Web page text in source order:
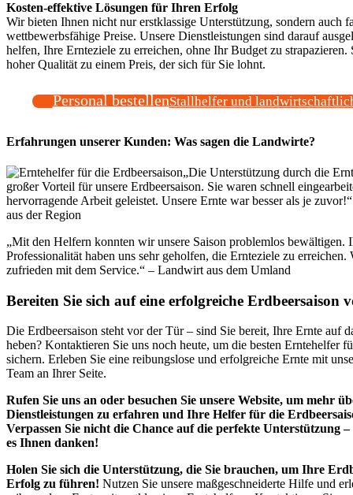
Kosten-effektive Lösungen für Ihren Erfolg
Wir bieten Ihnen nicht nur erstklassige Unterstützung, sondern auch
wettbewerbsfähige Preise. Unsere Dienstleistungen sind darauf
helfen, Ihre Ernteziele zu erreichen, ohne Ihr Budget zu
hoher Qualität zu einem Preis, der sich für Sie lohnt.
Personal bestellenStallhelfer und
Erfahrungen unserer Kunden: Was sagen die Landwirte?
„Die Unterstützung durch die
großer Vorteil für unsere Erdbeersaison. Sie waren schnell
hervorragende Arbeit geleistet. Unsere Ernte war besser als je
aus der Region
„Mit den Helfern konnten wir unsere Saison problemlos bewältigen.
Professionalität haben uns sehr geholfen, die Ernteziele zu erreichen.
zufrieden mit dem Service.“ – Landwirt aus dem Umland
Bereiten Sie sich auf eine erfolgreiche Erdbeersaison
Die Erdbeersaison steht vor der Tür – sind Sie bereit, Ihre Ernte auf
heben? Kontaktieren Sie uns noch heute, um die besten Erntehelfer
sichern. Erleben Sie eine reibungslose und erfolgreiche Ernte mit
Team an Ihrer Seite.
Rufen Sie uns an oder besuchen Sie unsere Website, um mehr
Dienstleistungen zu erfahren und Ihre Helfer für die
Verpassen Sie nicht die Chance auf die perfekte Unterstützung
es Ihnen danken!
Holen Sie sich die Unterstützung, die Sie brauchen, um Ihre
Erfolg zu führen! Nutzen Sie unsere maßgeschneiderte Hilfe und